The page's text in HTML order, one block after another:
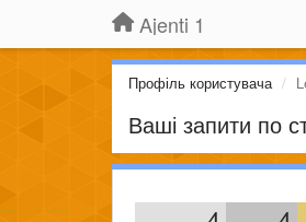
Ajenti 1
Профіль користувача
Ваші запити по